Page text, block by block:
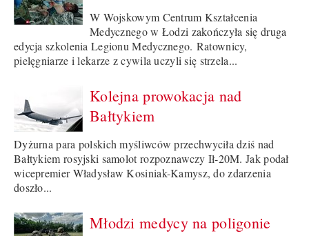
W Wojskowym Centrum Kształcenia
Medycznego w Łodzi zakończyła się druga
edycja szkolenia Legionu Medycznego. Ratownicy,
pielęgniarze i lekarze z cywila uczyli się strzela...
Kolejna prowokacja nad
Bałtykiem
Dyżurna para polskich myśliwców przechwyciła dziś nad
Bałtykiem rosyjski samolot rozpoznawczy Ił-20M. Jak podał
wicepremier Władysław Kosiniak-Kamysz, do zdarzenia
doszło...
Młodzi medycy na poligonie